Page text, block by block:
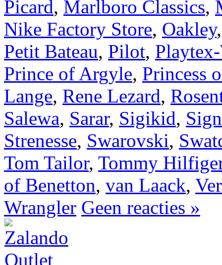
Picard, Marlboro Classics,
Nike Factory Store, Oakley
Petit Bateau, Pilot,
Prince of Argyle, Princess
Lange, Rene Lezard,
Salewa, Sarar, Sigikid,
Strenesse, Swarovski,
Tom Tailor, Tommy
of Benetton, van Laack,
Wrangler Geen reacties »